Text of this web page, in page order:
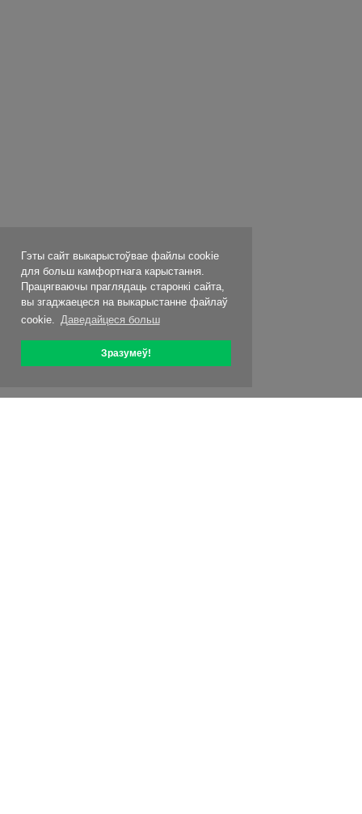
Гэты сайт выкарыстоўвае файлы cookie
для больш камфортнага карыстання.
Працягваючы праглядаць старонкі сайта,
вы згаджаецеся на выкарыстанне файлаў
cookie. Даведайцеся больш
Зразумеў!